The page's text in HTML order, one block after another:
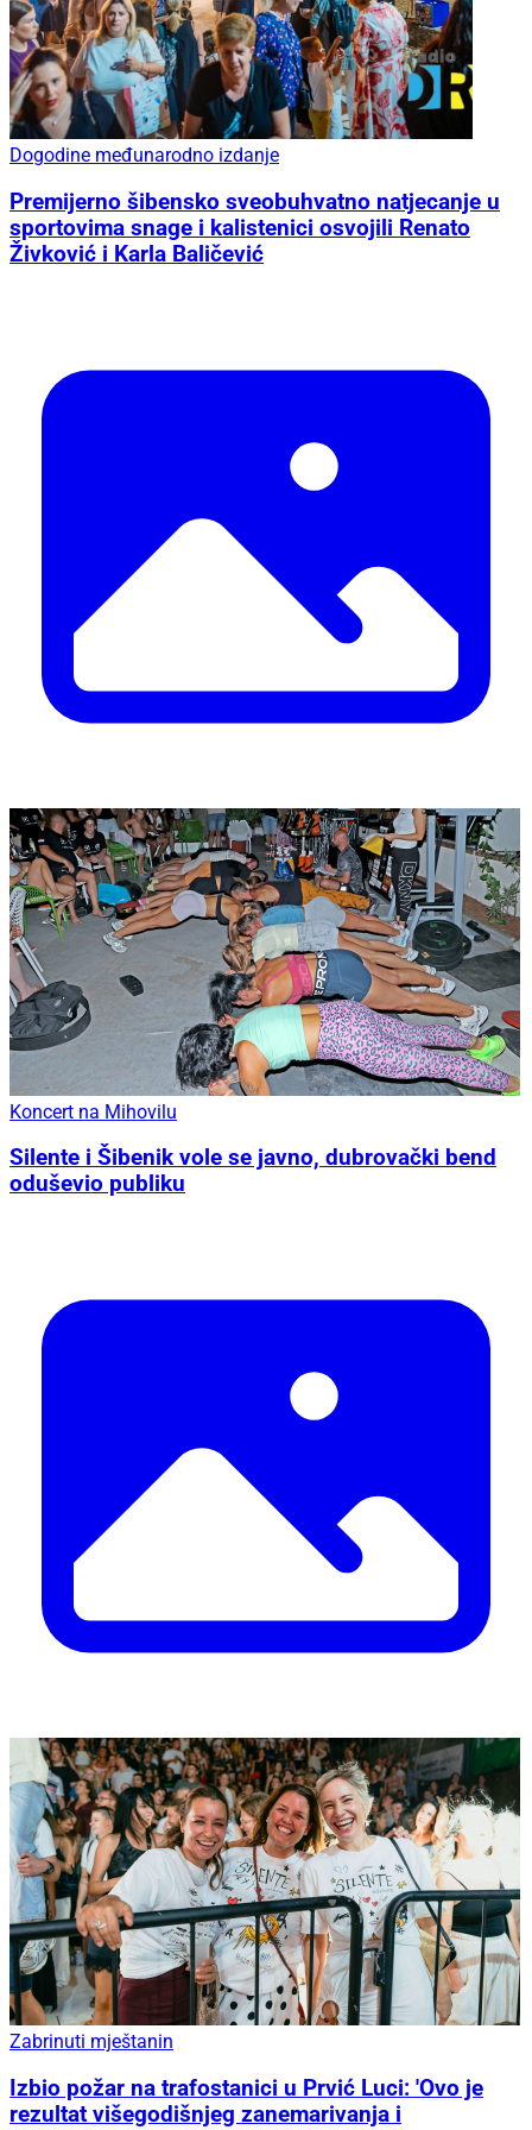
Dogodine međunarodno izdanje
Premijerno šibensko sveobuhvatno natjecanje u
sportovima snage i kalistenici osvojili Renato
Živković i Karla Baličević
Koncert na Mihovilu
Silente i Šibenik vole se javno, dubrovački bend
oduševio publiku
Zabrinuti mještanin
Izbio požar na trafostanici u Prvić Luci: 'Ovo je
rezultat višegodišnjeg zanemarivanja i